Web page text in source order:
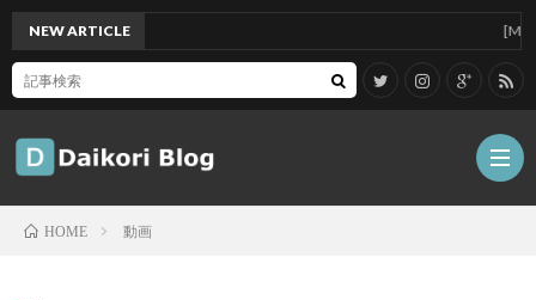
NEW ARTICLE
HOME 動画